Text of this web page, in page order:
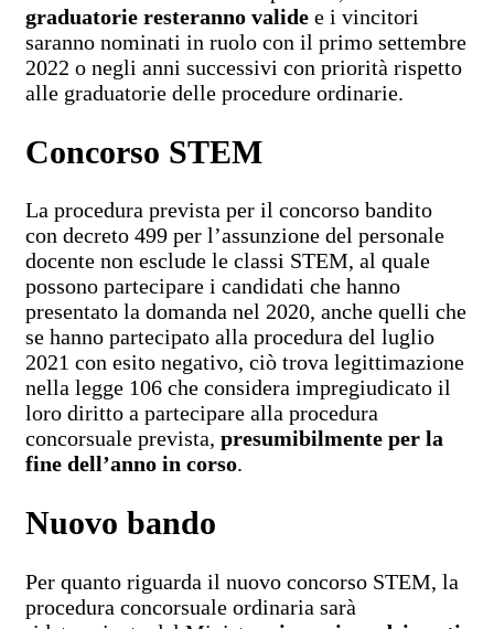
graduatorie resteranno valide e i vincitori
saranno nominati in ruolo con il primo settembre
2022 o negli anni successivi con priorità rispetto
alle graduatorie delle procedure ordinarie.
Concorso STEM
La procedura prevista per il concorso bandito
con decreto 499 per l’assunzione del personale
docente non esclude le classi STEM, al quale
possono partecipare i candidati che hanno
presentato la domanda nel 2020, anche quelli che
se hanno partecipato alla procedura del luglio
2021 con esito negativo, ciò trova legittimazione
nella legge 106 che considera impregiudicato il
loro diritto a partecipare alla procedura
concorsuale prevista, presumibilmente per la
fine dell’anno in corso.
Nuovo bando
Per quanto riguarda il nuovo concorso STEM, la
procedura concorsuale ordinaria sarà